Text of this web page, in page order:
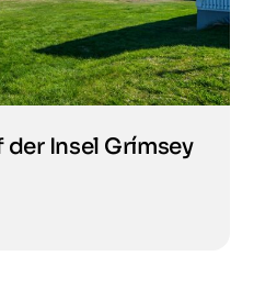
Insel Grímsey